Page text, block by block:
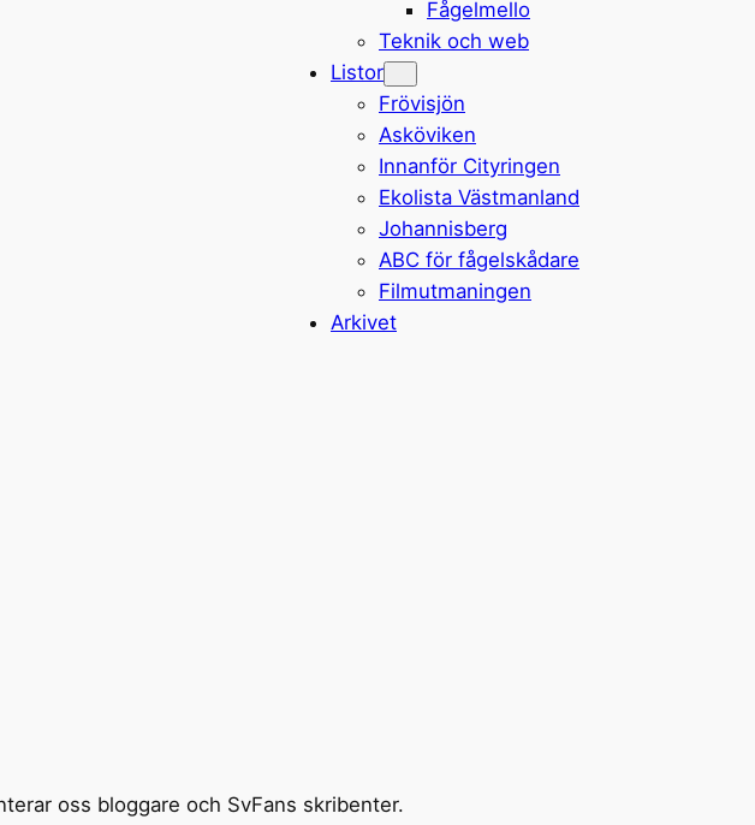
Fågelmello
Teknik och web
Listor
Frövisjön
Asköviken
Innanför Cityringen
Ekolista Västmanland
Johannisberg
ABC för fågelskådare
Filmutmaningen
Arkivet
oss bloggare och SvFans skribenter.